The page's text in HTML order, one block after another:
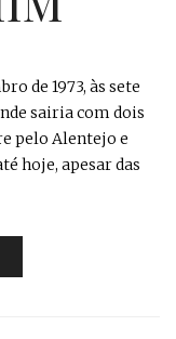
de 1973, às sete
sairia com dois
pelo Alentejo e
hoje, apesar das